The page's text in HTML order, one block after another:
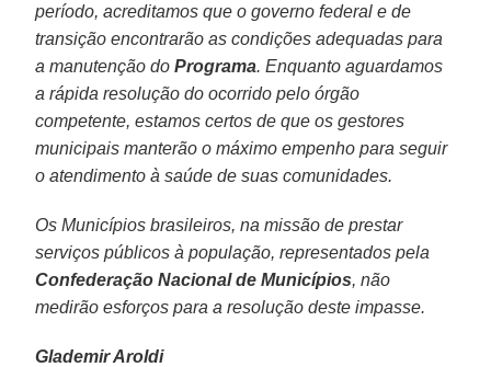
período, acreditamos que o governo federal e de
transição encontrarão as condições adequadas para
a manutenção doPrograma. Enquanto aguardamos
a rápida resolução do ocorrido pelo órgão
competente, estamos certos de que os gestores
municipais manterão o máximo empenho para seguir
o atendimento à saúde de suas comunidades.
Os Municípios brasileiros, na missão de prestar
serviços públicos à população, representados pela
Confederação Nacional de Municípios, não
medirão esforços para a resolução deste impasse.
Glademir Aroldi